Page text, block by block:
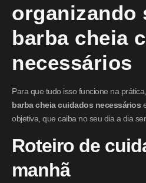
organizando
barba cheia
necessários
Para que tudo isso funcione na
barba cheia cuidados necessários
objetiva, que caiba no seu dia a dia
Roteiro de
manhã